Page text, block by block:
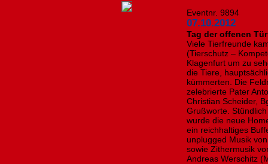
Eventnr. 9894
07.10.2012
Tag der offenen
Viele Tierfreunde
(Tierschutz –
Klagenfurt um zu
die Tiere,
kümmerten. Die
zelebrierte Pater
Christian Scheider,
Grußworte.
wurde die neue
ein reichhaltiges
unplugged Musik
sowie Zithermusik
Andreas Werschitz